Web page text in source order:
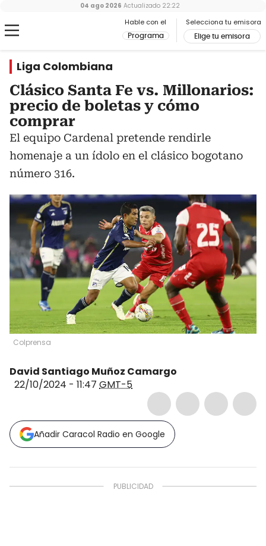
Hable con el
Programa
Selecciona tu emisora
Elige tu emisora
04 ago 2026 Actualizado 22:22
Liga Colombiana
Clásico Santa Fe vs. Millonarios:
precio de boletas y cómo
comprar
El equipo Cardenal pretende rendirle
homenaje a un ídolo en el clásico bogotano
número 316.
Colprensa
David Santiago Muñoz Camargo
22/10/2024 - 11:47 GMT-5
Añadir Caracol Radio en Google